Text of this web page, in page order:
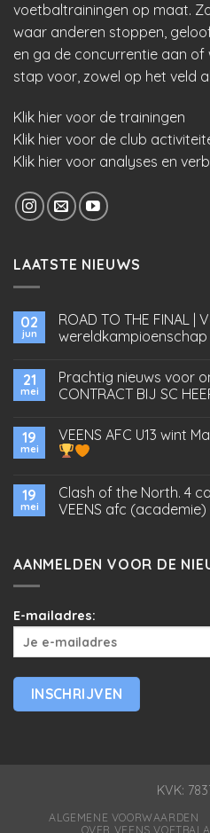
voetbaltrainingen op maat.
waar anderen stoppen,
en ga de concurrentie aan of
stap voor, zowel op het veld
Klik hier voor de trainingen
Klik hier voor de club
Klik hier voor analyses en
LAATSTE NIEUWS
02
jun
ROAD TO THE FINAL |
wereldkampioenschap
21
mei
Prachtig nieuws voor
CONTRACT BIJ SC
19
mei
VEENS AFC U13 wint
19
mei
Clash of the North. 4
VEENS afc (academie)
AANMELDEN VOOR DE
E-mailadres:
KVK:
ALGEMENE VOORWAARDEN
OVER VEENS